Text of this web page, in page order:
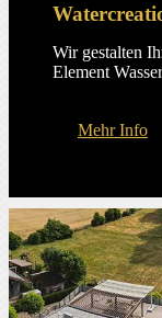
Wir gestalten
Element
Mehr Info